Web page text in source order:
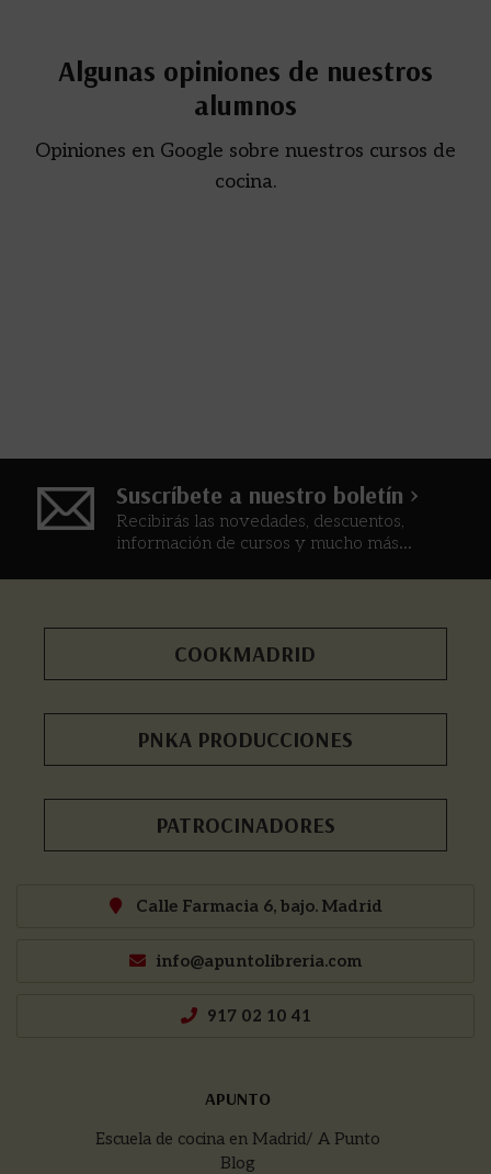
Algunas opiniones de nuestros
alumnos
Opiniones en Google sobre nuestros cursos de
cocina.
Suscríbete a nuestro boletín >
Recibirás las novedades, descuentos,
información de cursos y mucho más...
COOKMADRID
PNKA PRODUCCIONES
PATROCINADORES
Calle Farmacia 6, bajo. Madrid
info@apuntolibreria.com
917 02 10 41
APUNTO
Escuela de cocina en Madrid/ A Punto
Blog